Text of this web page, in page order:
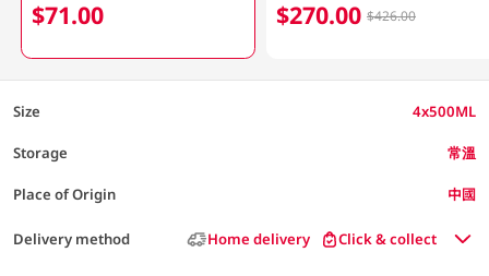
$71.00 $270.00 $426.00
Size 4x500ML
Storage 常溫
Place of Origin 中國
Delivery method Home delivery Click & collect